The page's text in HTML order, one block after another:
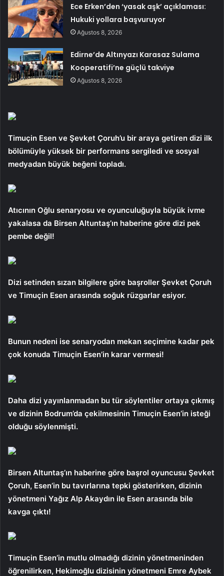
Ece Erken’den ‘yasak aşk’ açıklaması:
Hukuki yollara başvuruyor
Ağustos 8, 2026
Edirne’de Altınyazı Karasaz Sulama
Kooperatifi’ne güçlü takviye
Ağustos 8, 2026
Timuçin Esen ve Şevket Çoruh’u bir araya getiren dizi ilk
bölümüyle yüksek bir performans sergiledi ve sosyal
medyadan büyük beğeni topladı.
Atıcının Oğlu senaryosu ve oyunculuğuyla büyük ivme
yakalasa da Birsen Altuntaş’ın haberine göre dizi pek
pembe değil!
Dizi setinden sızan bilgilere göre başroller Şevket Çoruh
ve Timuçin Esen arasında soğuk rüzgarlar esiyor.
Bunun nedeni ise senaryodan mekan seçimine kadar pek
çok konuda Timuçin Esen’in karar vermesi!
Daha dizi yayınlanmadan bu tür söylentiler ortaya çıkmış
ve dizinin Bodrum’da çekilmesinin Timuçin Esen’in isteği
olduğu söylenmişti.
Birsen Altuntaş’ın haberine göre başrol oyuncusu Şevket
Çoruh, Esen’in bu tavırlarına tepki gösterirken, dizinin
yönetmeni Yağız Alp Akaydın ile Esen arasında bile
kavga çıktı!
Timuçin Esen’in mutlu olmadığı dizinin yönetmeninden
öğrenilirken, Hekimoğlu dizisinin yönetmeni Emre Aybek